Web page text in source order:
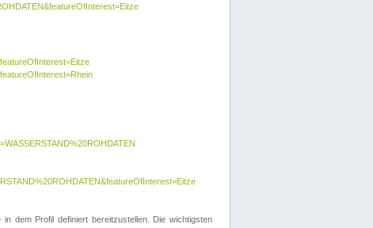
dem Profil definiert bereitzustellen. Die wichtigsten